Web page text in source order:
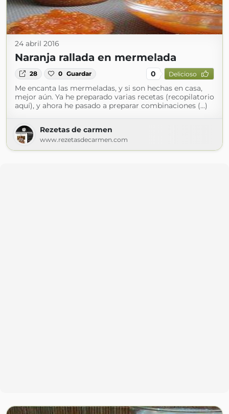
24 abril 2016
Naranja rallada en mermelada
28 0 Guardar 0 Delicioso
Me encanta las mermeladas, y si son hechas en casa,
mejor aún. Ya he preparado varias recetas (recopilatorio
aquí), y ahora he pasado a preparar combinaciones (...)
Rezetas de carmen
www.rezetasdecarmen.com